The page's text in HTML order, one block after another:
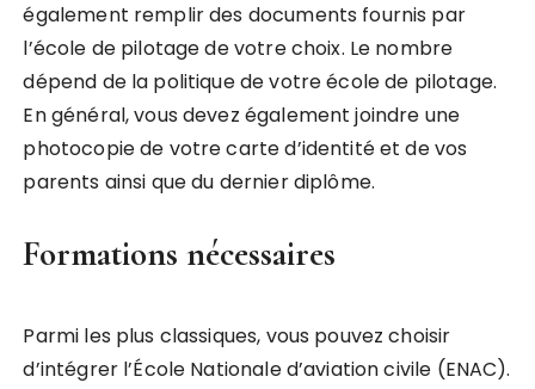
également remplir des documents fournis par
l’école de pilotage de votre choix. Le nombre
dépend de la politique de votre école de pilotage.
En général, vous devez également joindre une
photocopie de votre carte d’identité et de vos
parents ainsi que du dernier diplôme.
Formations nécessaires
Parmi les plus classiques, vous pouvez choisir
d’intégrer l’École Nationale d’aviation civile (ENAC).